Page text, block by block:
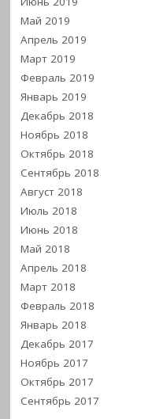
Май 2019
Апрель 2019
Март 2019
Февраль 2019
Январь 2019
Декабрь 2018
Ноябрь 2018
Октябрь 2018
Сентябрь 2018
Август 2018
Июль 2018
Июнь 2018
Май 2018
Апрель 2018
Март 2018
Февраль 2018
Январь 2018
Декабрь 2017
Ноябрь 2017
Октябрь 2017
Сентябрь 2017